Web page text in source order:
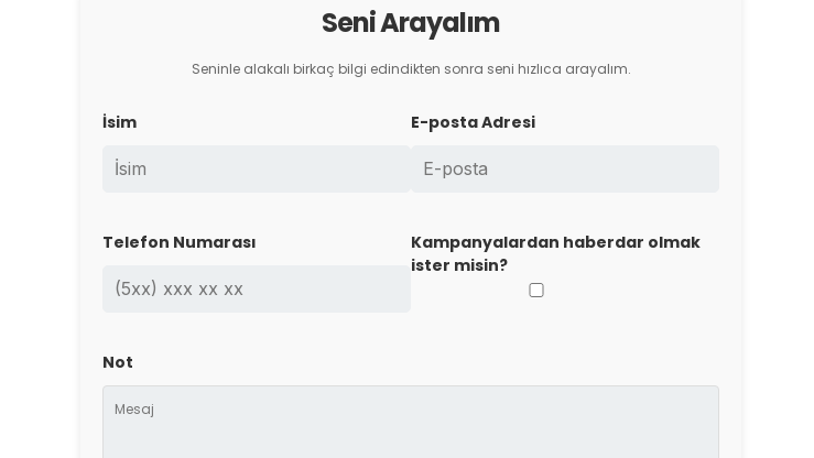
Seni Arayalım
Seninle alakalı birkaç bilgi edindikten sonra seni hızlıca arayalım.
İsim E-posta Adresi
Telefon Numarası
Kampanyalardan haberdar olmak
ister misin?
Not